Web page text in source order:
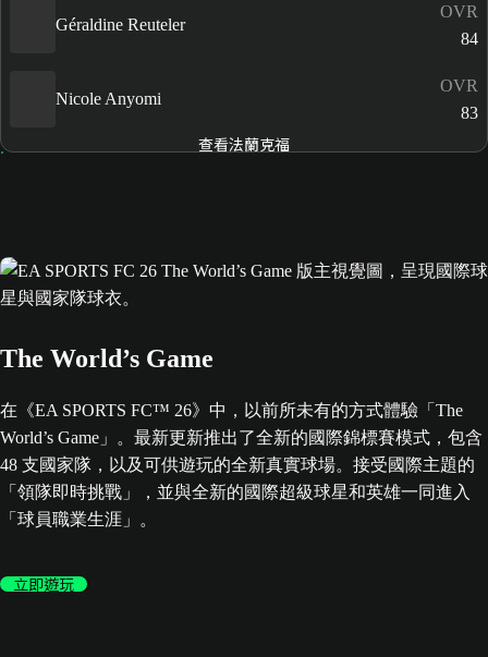
Géraldine Reuteler
OVR
84
Nicole Anyomi
OVR
83
查看法蘭克福
The World’s Game
在《EA SPORTS FC™ 26》中，以前所未有的方式體驗「The
World’s Game」。最新更新推出了全新的國際錦標賽模式，包含
48 支國家隊，以及可供遊玩的全新真實球場。接受國際主題的
「領隊即時挑戰」，並與全新的國際超級球星和英雄一同進入
「球員職業生涯」。
立即遊玩